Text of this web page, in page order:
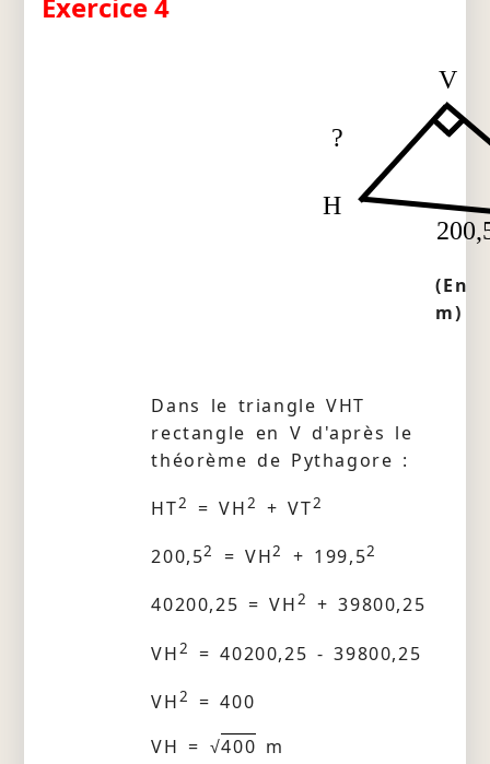
V
H
?
(En
m)
Dans le triangle VHT
rectangle en V d'après le
théorème de Pythagore :
HT2 = VH 2 + VT2
200,52 = VH2 + 199,52
40200,25 = VH2 + 39800,25
VH 2 = 40200,25 - 39800,25
VH2
= 400
VH = √400 m